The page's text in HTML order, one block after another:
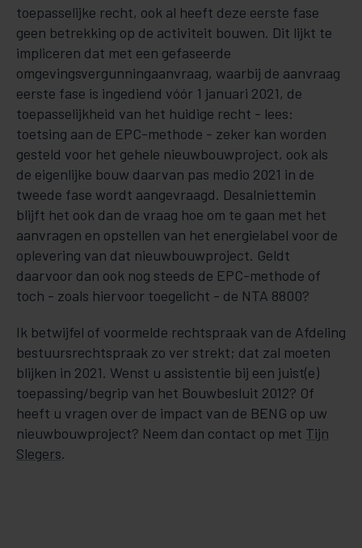
toepasse­lij­ke recht, ook al heeft deze eerste fase
geen betrekking op de activiteit bouwen. Dit lijkt te
impliceren dat met een gefaseerde
omgevingsvergunningaanvraag, waarbij de aanvraag
eer­ste fase is ingediend vóór 1 januari 2021, de
toepasselijkheid van het huidige recht - lees:
toetsing aan de EPC-methode - ze­ker kan worden
gesteld voor het gehele nieuwbouwproject, ook als
de ei­gen­lijke bouw daarvan pas medio 2021 in de
tweede fase wordt aangevraagd. Desalniettemin
blijft het ook dan de vraag hoe om te gaan met het
aanvragen en opstellen van het energielabel voor de
oplevering van dat nieuwbouw­project. Geldt
daarvoor dan ook nog steeds de EPC-methode of
toch - zoals hiervoor toege­licht - de NTA 8800?
Ik betwijfel of voormelde rechtspraak van de Afdeling
bestuursrechtspraak zo ver strekt; dat zal moe­ten
blijken in 2021. Wenst u assistentie bij een juist(e)
toepassing/begrip van het Bouwbesluit 2012? Of
heeft u vra­gen over de impact van de BENG op uw
nieuwbouwproject? Neem dan contact op met Tijn
Slegers.